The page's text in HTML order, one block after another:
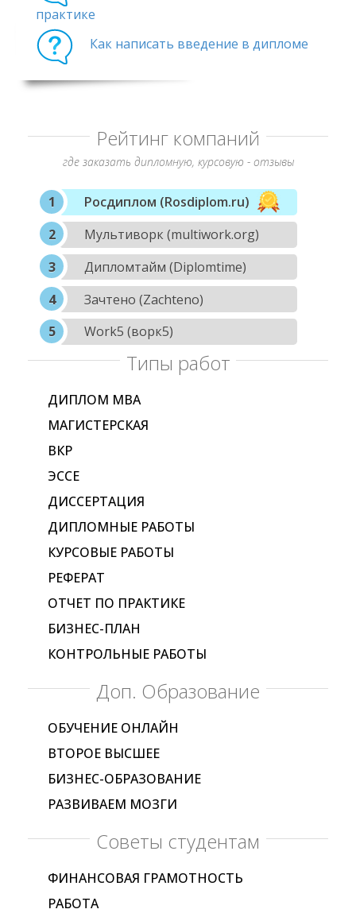
практике
Как написать введение в дипломе
Рейтинг компаний
где заказать дипломную, курсовую - отзывы
Росдиплом (Rosdiplom.ru)
Мультиворк (multiwork.org)
Дипломтайм (Diplomtime)
Зачтено (Zachteno)
Work5 (ворк5)
Типы работ
ДИПЛОМ МВА
МАГИСТЕРСКАЯ
ВКР
ЭССЕ
ДИССЕРТАЦИЯ
ДИПЛОМНЫЕ РАБОТЫ
КУРСОВЫЕ РАБОТЫ
РЕФЕРАТ
ОТЧЕТ ПО ПРАКТИКЕ
БИЗНЕС-ПЛАН
КОНТРОЛЬНЫЕ РАБОТЫ
Доп. Образование
ОБУЧЕНИЕ ОНЛАЙН
ВТОРОЕ ВЫСШЕЕ
БИЗНЕС-ОБРАЗОВАНИЕ
РАЗВИВАЕМ МОЗГИ
Советы студентам
ФИНАНСОВАЯ ГРАМОТНОСТЬ
РАБОТА